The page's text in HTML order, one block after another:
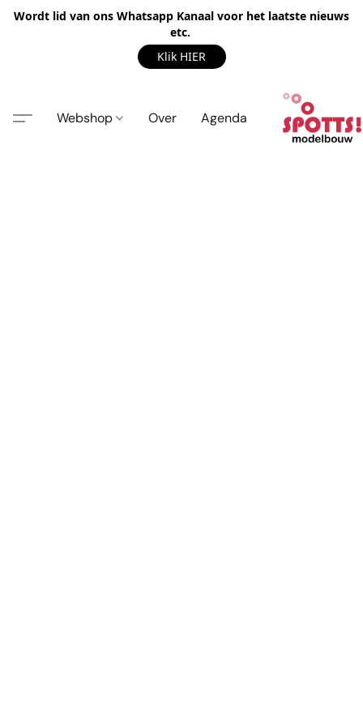
Wordt lid van ons Whatsapp Kanaal voor het laatste nieuws
etc.
Klik HIER
Webshop Over Agenda